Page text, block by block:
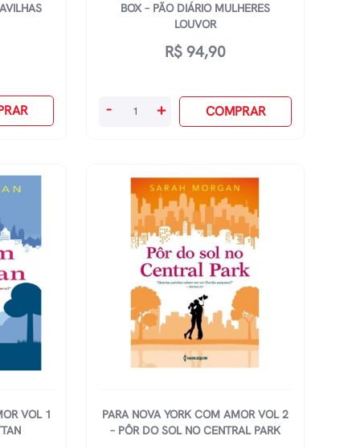
BOX – PÃO DIÁRIO MULHERES
LOUVOR
R$ 94,90
Box
Mulheres
quantidade
- + COMPRAR
VOL 1
PARA NOVA YORK COM AMOR VOL 2
– PÔR DO SOL NO CENTRAL PARK